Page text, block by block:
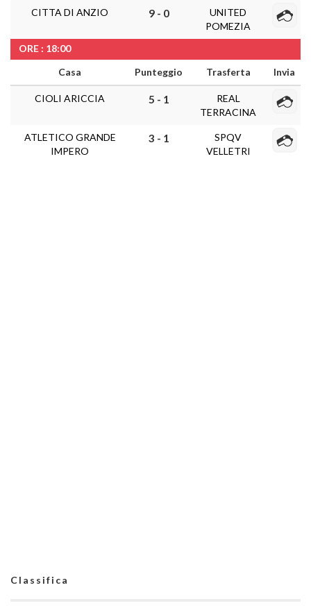
CITTA DI ANZIO 9 - 0
UNITED
POMEZIA
ORE : 18:00
Casa
Punteggio Trasferta Invia
CIOLI ARICCIA 5 - 1
REAL
TERRACINA
ATLETICO GRANDE
IMPERO
3 - 1
SPQV
VELLETRI
Classifica